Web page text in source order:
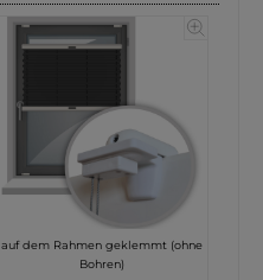
auf dem Rahmen geklemmt (ohne
Bohren)